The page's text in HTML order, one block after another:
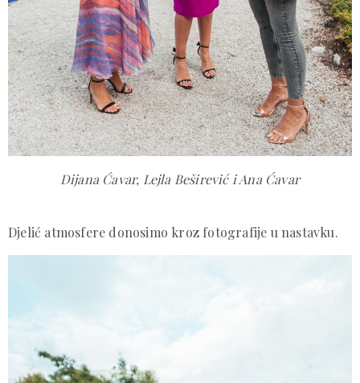
Dijana Ćavar, Lejla Beširević i Ana Ćavar
Djelić atmosfere donosimo kroz fotografije u nastavku.